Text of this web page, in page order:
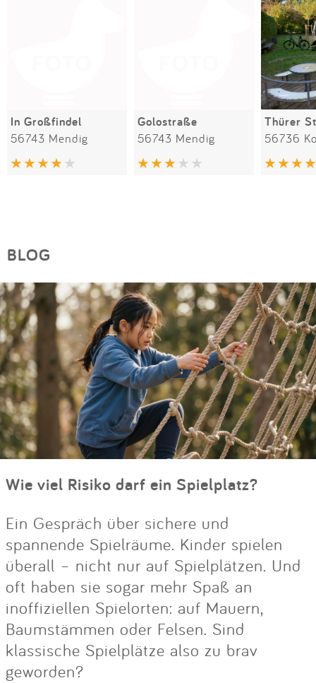
In Großfindel
56743 Mendig
Golostraße
56743 Mendig 56736
BLOG
Wie viel Risiko darf ein Spielplatz?
Ein Gespräch über sichere und
spannende Spielräume. Kinder spielen
überall – nicht nur auf Spielplätzen. Und
oft haben sie sogar mehr Spaß an
inoffiziellen Spielorten: auf Mauern,
Baumstämmen oder Felsen. Sind
klassische Spielplätze also zu brav
geworden?